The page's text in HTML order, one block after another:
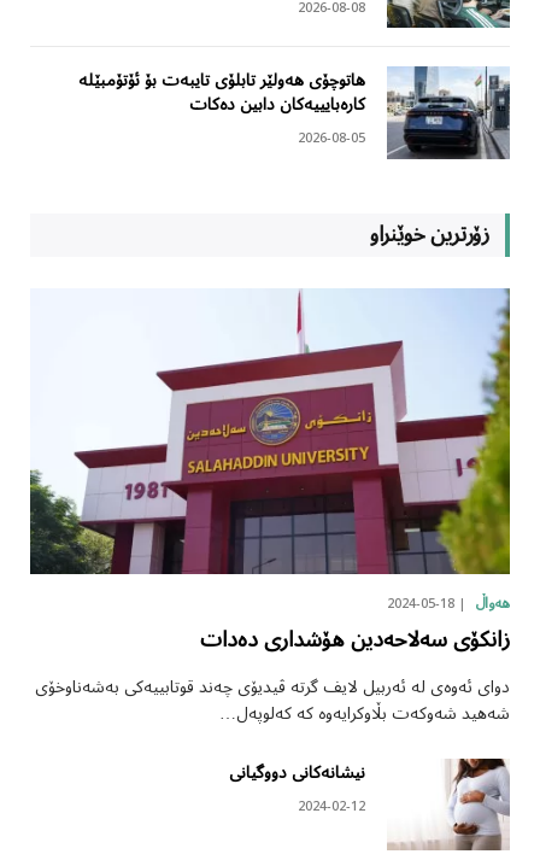
2026-08-08
هاتوچۆی هەولێر تابلۆی تایبەت بۆ ئۆتۆمبێلە
کارەبایییەکان دابین دەکات
2026-08-05
زۆرترین خوێنراو
هەواڵ 2024-05-18
زانکۆی سەلاحەدین هۆشداری دەدات
دوای ئەوەی لە ئەربیل لایف گرتە ڤیدیۆی چەند قوتابییەکی بەشەناوخۆی
شەهید شەوکەت بڵاوکرایەوە کە کەلوپەل…
نیشانەکانی دووگیانی
2024-02-12